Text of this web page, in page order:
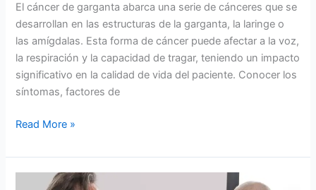
El cáncer de garganta abarca una serie de cánceres que se
desarrollan en las estructuras de la garganta, la laringe o
las amígdalas. Esta forma de cáncer puede afectar a la voz,
la respiración y la capacidad de tragar, teniendo un impacto
significativo en la calidad de vida del paciente. Conocer los
síntomas, factores de
Read More »